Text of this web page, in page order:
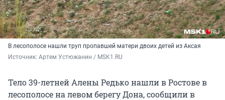
В лесополосе нашли труп пропавшей матери двоих детей из Аксая
Источник: Артем Устюжанин / MSK1.RU
Тело 39-летней Алены Редько нашли в Ростове в
лесополосе на левом берегу Дона, сообщили в